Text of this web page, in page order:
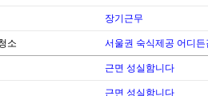
장기근무
소 서울권 숙식제공 어디든
근면 성실함니다
근면 성실함니다